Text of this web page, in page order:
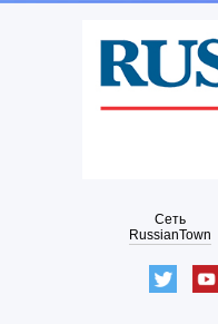
Сеть
RussianTown